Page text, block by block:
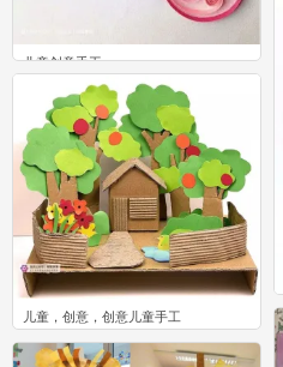
儿童创意手工
儿童，创意，创意儿童手工
1